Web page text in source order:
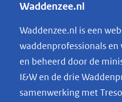
e
n
o
p
Waddenzee.nl
Waddenzee.nl is een
waddenprofessionals
en beheerd door de
I&W en de drie
samenwerking met